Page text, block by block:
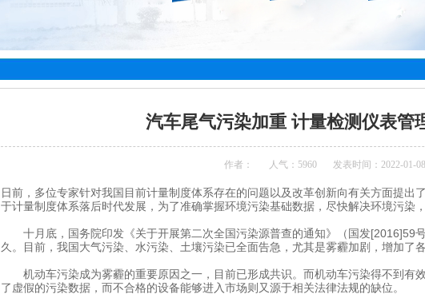
汽车尾气污染加重 计量检测仪表管
作者： 人气： 5960 发表时间：2022-01-08
日前，多位专家针对我国目前计量制度体系存在的问题以及改革创新向有关方面提出
于计量制度体系落后时代发展，为了准确掌握环境污染基础数据，尽快解决环境污染
十月底，国务院印发《关于开展第二次全国污染源普查的通知》（国发[2016]59
久。目前，我国大气污染、水污染、土壤污染已全面告急，尤其是雾霾加剧，增加了
机动车污染成为雾霾的重要原因之一，目前已形成共识。而机动车污染得不到有
了虚假的污染数据，而不合格的设备能够进入市场则又源于相关法律法规的缺位。